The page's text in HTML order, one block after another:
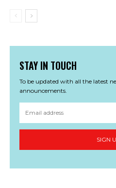
STAY IN TOUCH
To be updated with all the latest
announcements.
SIGN